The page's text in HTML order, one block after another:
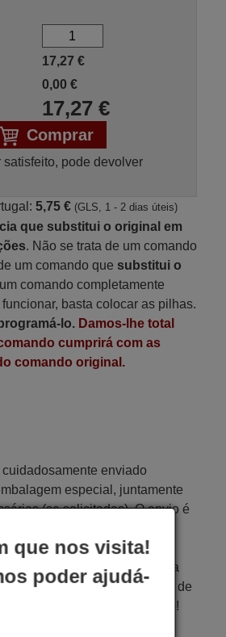
17,27 €
0,00 €
17,27€
Comprar
satisfeito, pode devolver
5,75 € (GLS, 1 - 2 dias úteis)
que substitui o original em
. Não se trata de um comando
um comando que substitui o
comando completamente
basta colocar as pilhas.
lo. Damos-lhe total
cumprirá com as
comando original.
enviado
especial, juntamente
(se solicitadas). O envio é
que chegue às suas
de entrega indicado. Além
a comodidade de receber sua
seu e-mail. Sua experiência de
desde o primeiro momento!
que nos visita!
poder ajudá-